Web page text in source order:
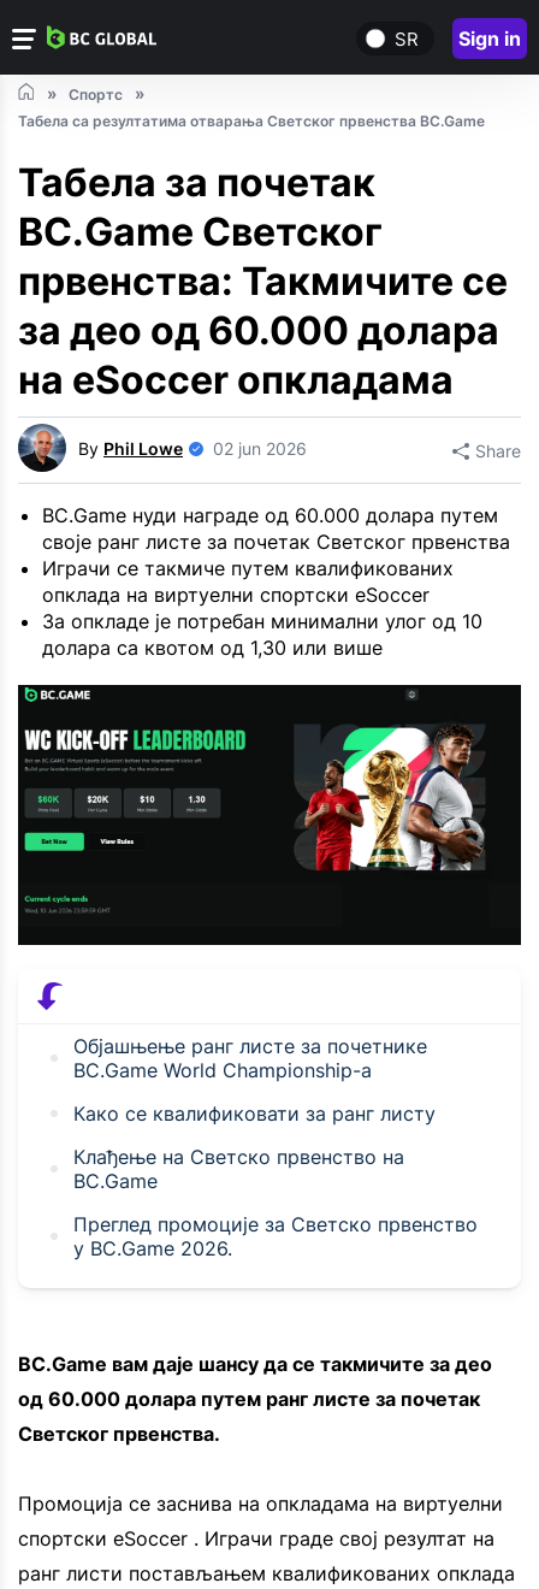
SR Sign in
Спортс
Табела са резултатима отварања Светског првенства BC.Game
Табела за почетак
BC.Game Светског
првенства: Такмичите се
за део од 60.000 долара
на eSoccer опкладама
By Phil Lowe 02 jun 2026 Share
BC.Game нуди награде од 60.000 долара путем
своје ранг листе за почетак Светског првенства
Играчи се такмиче путем квалификованих
опклада на виртуелни спортски eSoccer
За опкладе је потребан минимални улог од 10
долара са квотом од 1,30 или више
Објашњење ранг листе за почетнике
BC.Game World Championship-а
Како се квалификовати за ранг листу
Клађење на Светско првенство на
BC.Game
Преглед промоције за Светско првенство
у BC.Game 2026.
BC.Game вам даје шансу да се такмичите за део
од 60.000 долара путем ранг листе за почетак
Светског првенства.
Промоција се заснива на опкладама на виртуелни
спортски eSoccer . Играчи граде свој резултат на
ранг листи постављањем квалификованих опклада